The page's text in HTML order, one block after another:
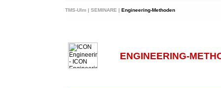
TMS-Ulm | SEMINARE | Engineering-Methoden
ENGINEERING-